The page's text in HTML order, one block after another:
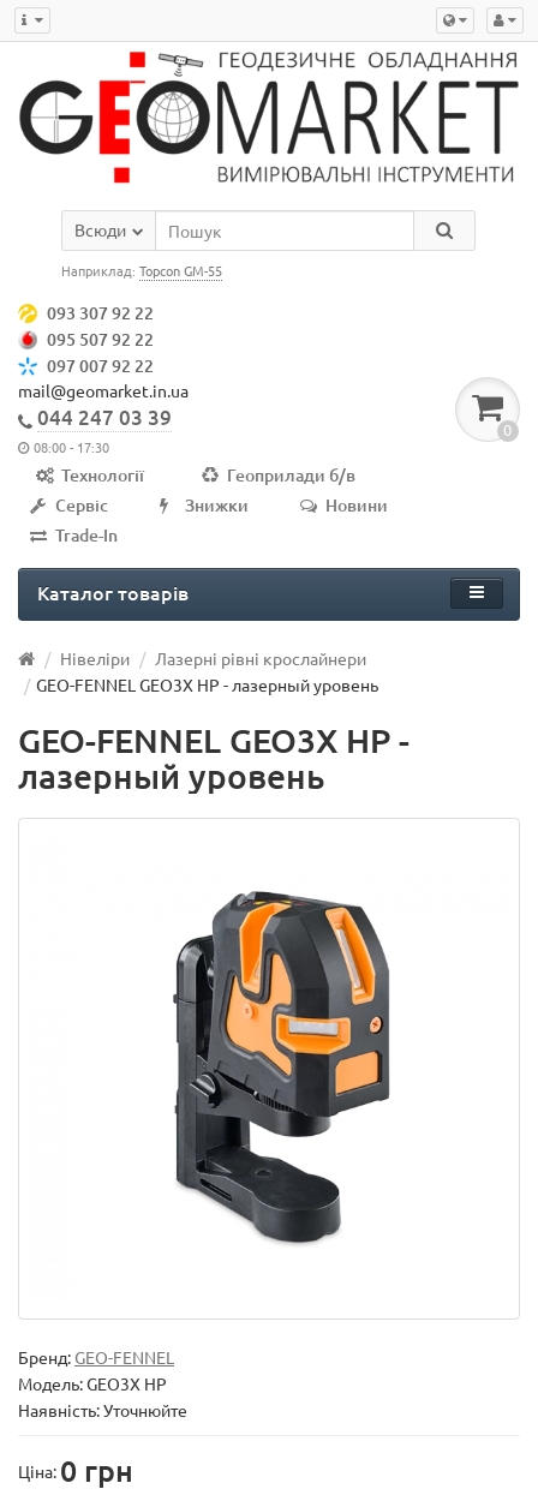
Всюди
Наприклад:Topcon GM-55
093 307 92 22
095 507 92 22
097 007 92 22
mail@geomarket.in.ua
044 247 03 39
08:00 - 17:30
0
Технології
Геоприлади б/в
Сервіс
Знижки
Новини
Trade-In
Каталог товарів
Нівеліри
Лазерні рівні крослайнери
GEO-FENNEL GEO3X HP - лазерный уровень
GEO-FENNEL GEO3X HP -
лазерный уровень
Бренд: GEO-FENNEL
Модель:GEO3X HP
Наявність: Уточнюйте
Ціна: 0 грн